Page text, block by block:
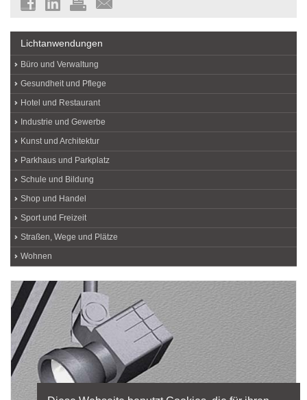
Lichtanwendungen
Büro und Verwaltung
Gesundheit und Pflege
Hotel und Restaurant
Industrie und Gewerbe
Kunst und Architektur
Parkhaus und Parkplatz
Schule und Bildung
Shop und Handel
Sport und Freizeit
Straßen, Wege und Plätze
Wohnen